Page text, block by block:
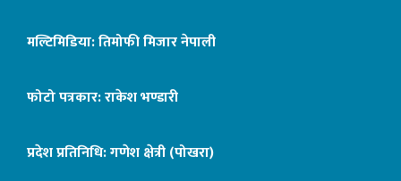
मल्टिमिडिया: तिमोफी मिजार नेपाली
फोटो पत्रकार: राकेश भण्डारी
प्रदेश प्रतिनिधि: गणेश क्षेत्री (पोखरा)